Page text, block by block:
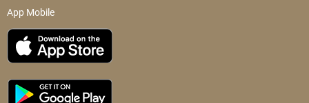
App Mobile